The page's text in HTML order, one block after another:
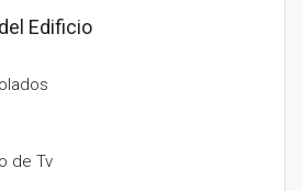
Edificio
de Tv